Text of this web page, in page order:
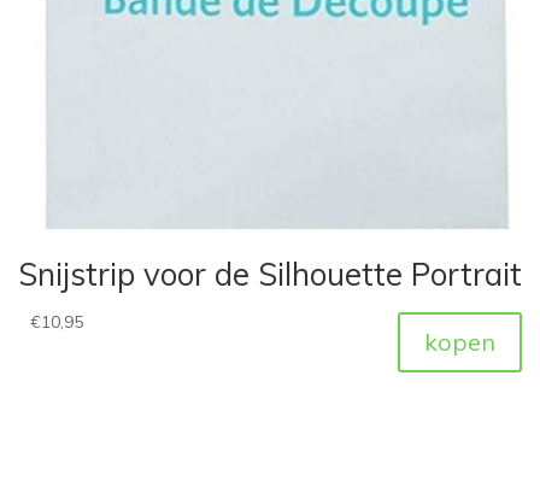
Snijstrip voor de Silhouette Portrait
€10,95
kopen